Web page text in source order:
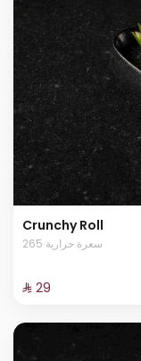
Crunchy Roll
265 سعرة حرارية
⁨⁦‪‬ 29⁩